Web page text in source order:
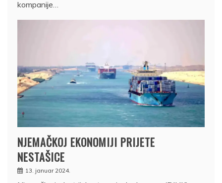
kompanije…
NJEMAČKOJ EKONOMIJI PRIJETE
NESTAŠICE
13. januar 2024.